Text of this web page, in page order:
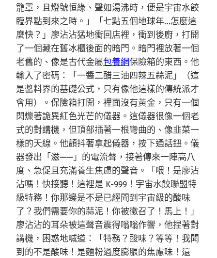
籠罩，且燈號恒綠、聲如湯沸時，便是宇宙水餃
臨界點到來之時。」「七點五個地球年…怎麼這
麼快？」廖沾沾猛地衝回店裡，衝到後廚，打開
了一個藏在舊冰櫃後面的暗門。暗門裡放著一個
老舊的、像是古代金屬包養網保險箱的東西。他
輸入了密碼：「一醬二醋三油四辣五蒜泥」（這
是醬料界的基礎公式，只有像他這樣的傳統派才
會用）。保險箱打開，裡面沒有黃金，只有一個
閃爍著詭異紅色光芒的儀器。這儀器很像一個老
式的對講機，但頂部插著一根彎曲的、像韭菜一
樣的天線。他顫抖著拿起儀器，按下通話鈕。儀
器發出「滋——」的電流聲，接著傳來一陣高八
度、急促且充滿養生焦慮的聲音。「喂！是廖沾
沾嗎！快接聽！這裡是 K-999！宇宙水餃聯盟特
級特務！你那邊是不是已經聞到宇宙級的酸味
了？我們需要你的蒜泥！你被徵召了！馬上！」
廖沾沾的耳朵被這聲音震得嗡嗡作響，他捏著對
講機，困惑地喊道：「特務？酸味？等等！我聞
到的不是酸味！是麵粉過度膨脹的焦慮味！還